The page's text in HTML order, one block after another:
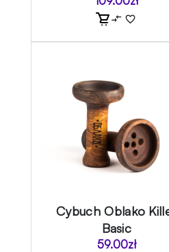
Cybuch Oblako
Basic
59.00zł